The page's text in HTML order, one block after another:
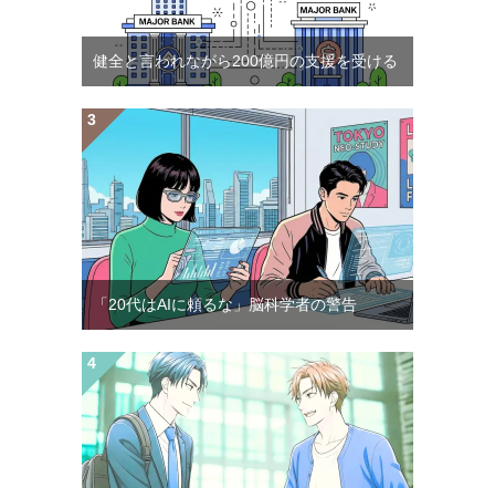
健全と言われながら200億円の支援を受ける
「20代はAIに頼るな」脳科学者の警告